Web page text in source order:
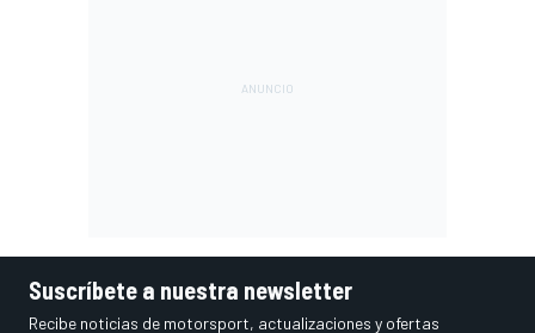
Suscríbete a nuestra newsletter
Recibe noticias de motorsport, actualizaciones y ofertas